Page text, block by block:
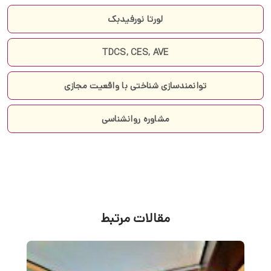
لورتا نورفیدبک
TDCS, CES, AVE
توانمندسازی شناختی با واقعیت مجازی
مشاوره روانشناسی
مقالات مرتبط